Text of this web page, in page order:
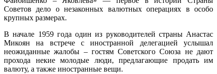
Советов дело о незаконных валютных операциях в особо
крупных размерах.
В начале 1959 года один из руководителей страны Анастас
Микоян на встрече с иностранной делегацией услышал
неожиданные жалобы – гостям Советского Союза не дают
прохода некие молодые люди, предлагающие продать им
валюту, а также иностранные вещи.